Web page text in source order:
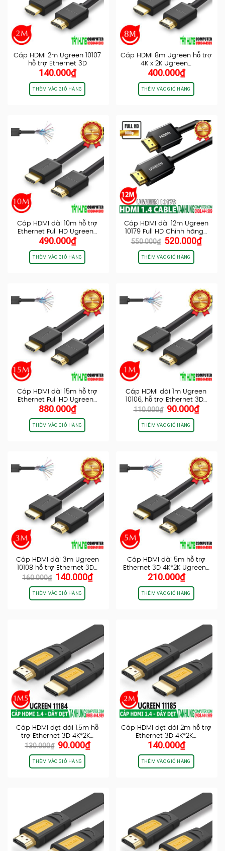
Cáp HDMI 2m Ugreen 10107
hỗ trợ Ethernet 3D
4K@60hz…
140.000₫
THÊM VÀO GIỎ HÀNG
Cáp HDMI 8m Ugreen hỗ trợ
4K x 2K Ugreen…
400.000₫
THÊM VÀO GIỎ HÀNG
Cáp HDMI dài 10m hỗ trợ
Ethernet Full HD Ugreen…
490.000₫
THÊM VÀO GIỎ HÀNG
Cáp HDMI dài 12m Ugreen
10179 Full HD Chính hãng…
550.000₫ Giá
gốc
là:
550.000₫.
520.000₫Giá
hiện
THÊM VÀO GIỎ HÀNG
Cáp HDMI dài 15m hỗ trợ
Ethernet Full HD Ugreen…
880.000₫
THÊM VÀO GIỎ HÀNG
Cáp HDMI dài 1m Ugreen
10106, hỗ trợ Ethernet 3D…
110.000₫ Giá
gốc
là:
110.000₫.
90.000₫Giá
hiện
THÊM VÀO GIỎ HÀNG
Cáp HDMI dài 3m Ugreen
10108 hỗ trợ Ethernet 3D…
160.000₫ Giá
gốc
là:
160.000₫.
140.000₫Giá
hiện
THÊM VÀO GIỎ HÀNG
Cáp HDMI dài 5m hỗ trợ
Ethernet 3D 4K*2K Ugreen…
210.000₫
THÊM VÀO GIỎ HÀNG
Cáp HDMI dẹt dài 1.5m hỗ
trợ Ethernet 3D 4K*2K…
130.000₫ Giá
gốc
là:
130.000₫.
90.000₫Giá
hiện
THÊM VÀO GIỎ HÀNG
Cáp HDMI dẹt dài 2m hỗ trợ
Ethernet 3D 4K*2K…
140.000₫
THÊM VÀO GIỎ HÀNG